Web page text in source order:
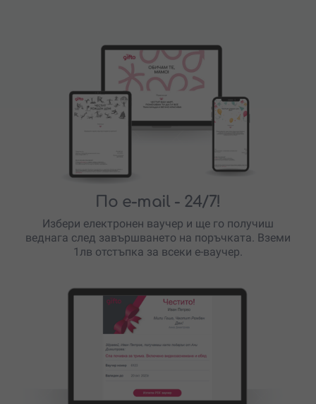
По e-mail - 24/7!
Избери електронен ваучер и ще го получиш
веднага след завършването на поръчката. Вземи
1лв отстъпка за всеки е-ваучер.